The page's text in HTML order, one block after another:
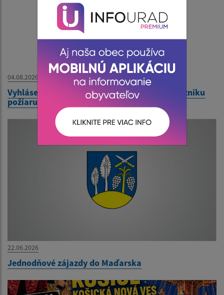
04.08.2026
Vyhlásenie času zvýšeného nebezpečenstva vzniku
požiaru
22.06.2026
Jednodňové zájazdy do Maďarska